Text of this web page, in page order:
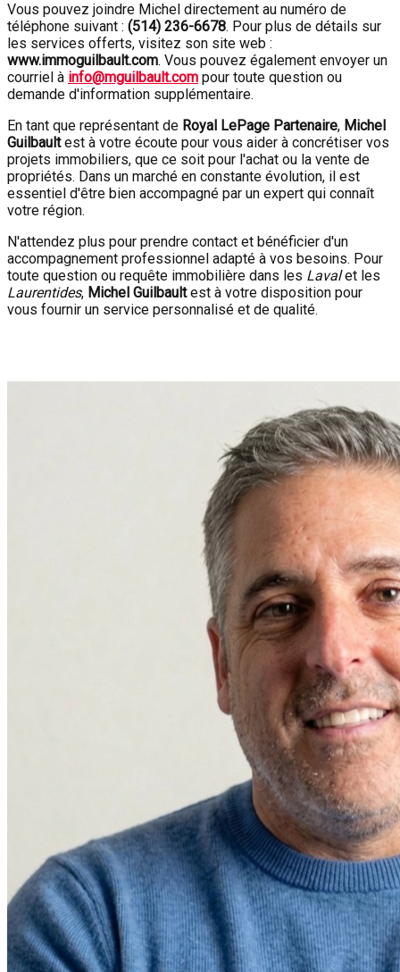
Vous pouvez joindre Michel directement au numéro de
téléphone suivant : (514) 236-6678. Pour plus de détails sur
les services offerts, visitez son site web :
www.immoguilbault.com. Vous pouvez également envoyer un
courriel à info@mguilbault.com pour toute question ou
demande d'information supplémentaire.
En tant que représentant de Royal LePage Partenaire, Michel
Guilbaultest à votre écoute pour vous aider à concrétiser vos
projets immobiliers, que ce soit pour l'achat ou la vente de
propriétés. Dans un marché en constante évolution, il est
essentiel d'être bien accompagné par un expert qui connaît
votre région.
N'attendez plus pour prendre contact et bénéficier d'un
accompagnement professionnel adapté à vos besoins. Pour
toute question ou requête immobilière dans les Lavalet les
Laurentides, Michel Guilbaultest à votre disposition pour
vous fournir un service personnalisé et de qualité.